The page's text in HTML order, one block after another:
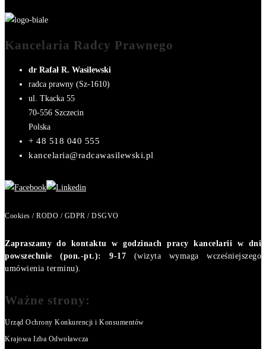
Kancelaria Radcy Prawnego
dr Rafał R. Wasilewski
radca prawny (Sz-1610)
ul. Tkacka 55
70-556 Szczecin
Polska
+ 48 518 040 555
kancelaria@radcawasilewski.pl
Cookies / RODO / GDPR / DSGVO
Zapraszamy do kontaktu w godzinach pracy kancelarii w dni
powszechnie (pon.-pt.): 9-17 (wizyta wymaga wcześniejszego
umówienia terminu).
Ważne strony:
Urząd Ochrony Konkurencji i Konsumentów
Krajowa Izba Odwoławcza